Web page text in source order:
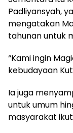
Padliyansyah,
mengatakan
tahunan untuk
“Kami ingin
kebudayaan
Ia juga
untuk umum
masyarakat